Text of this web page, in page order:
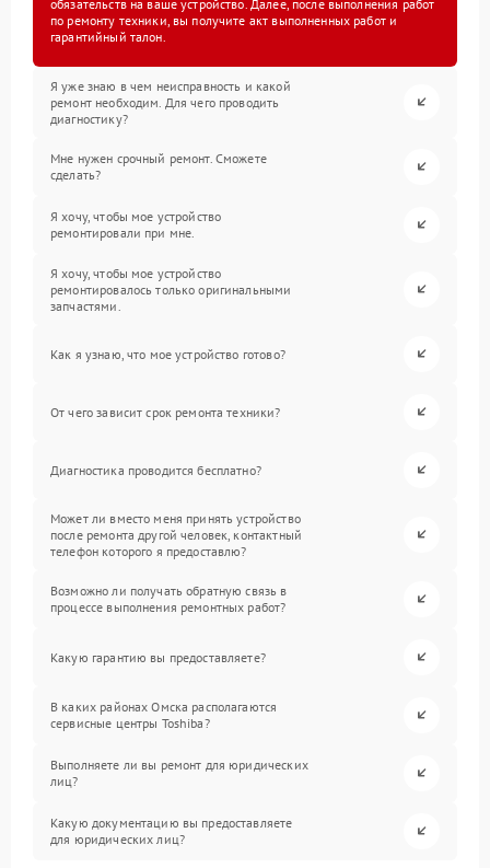
обязательств на ваше устройство. Далее, после выполнения работ
по ремонту техники, вы получите акт выполненных работ и
гарантийный талон.
Я уже знаю в чем неисправность и какой
ремонт необходим. Для чего проводить
диагностику?
Мне нужен срочный ремонт. Сможете
сделать?
Я хочу, чтобы мое устройство
ремонтировали при мне.
Я хочу, чтобы мое устройство
ремонтировалось только оригинальными
запчастями.
Как я узнаю, что мое устройство готово?
От чего зависит срок ремонта техники?
Диагностика проводится бесплатно?
Может ли вместо меня принять устройство
после ремонта другой человек, контактный
телефон которого я предоставлю?
Возможно ли получать обратную связь в
процессе выполнения ремонтных работ?
Какую гарантию вы предоставляете?
В каких районах Омска располагаются
сервисные центры Toshiba?
Выполняете ли вы ремонт для юридических
лиц?
Какую документацию вы предоставляете
для юридических лиц?